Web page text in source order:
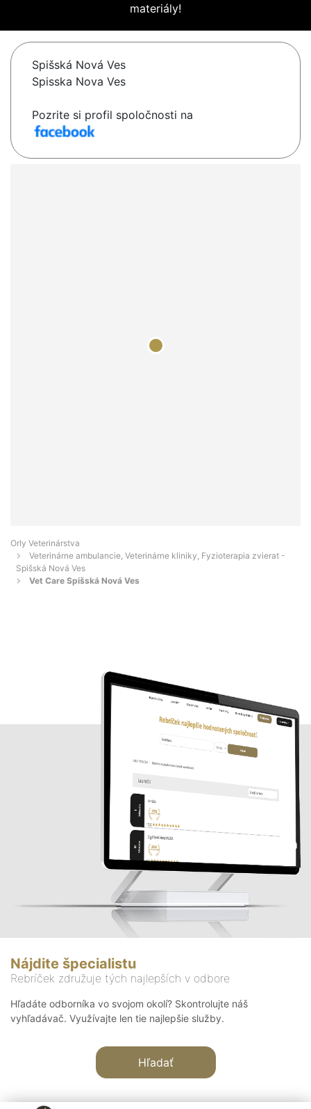
materiály!
Spišská Nová Ves
Spisska Nova Ves
Pozrite si profil spoločnosti na
Orly Veterinárstva
Veterinárne ambulancie, Veterinárne kliniky, Fyzioterapia zvierat -
Spišská Nová Ves
Vet Care Spišská Nová Ves
Nájdite špecialistu
Rebríček združuje tých najlepších v odbore
Hľadáte odborníka vo svojom okolí? Skontrolujte náš
vyhľadávač. Využívajte len tie najlepšie služby.
Hľadať